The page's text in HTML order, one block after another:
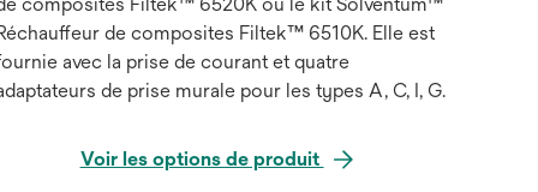
de composites Filtek™ 6510K. Elle est
avec la prise de courant et quatre
de prise murale pour les types A, C, I, G.
Voir les options de produit